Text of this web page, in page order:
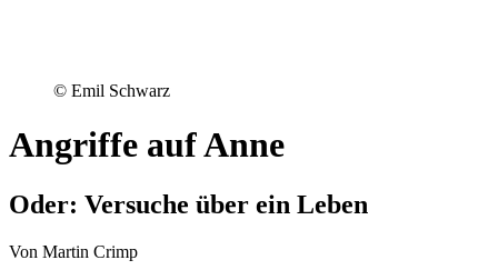
© Emil Schwarz
Angriffe auf Anne
Oder: Versuche über ein Leben
Von Martin Crimp